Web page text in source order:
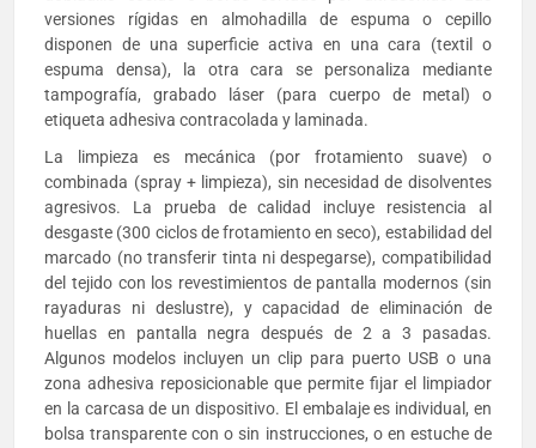
versiones rígidas en almohadilla de espuma o cepillo
disponen de una superficie activa en una cara (textil o
espuma densa), la otra cara se personaliza mediante
tampografía, grabado láser (para cuerpo de metal) o
etiqueta adhesiva contracolada y laminada.
La limpieza es mecánica (por frotamiento suave) o
combinada (spray + limpieza), sin necesidad de disolventes
agresivos. La prueba de calidad incluye resistencia al
desgaste (300 ciclos de frotamiento en seco), estabilidad del
marcado (no transferir tinta ni despegarse), compatibilidad
del tejido con los revestimientos de pantalla modernos (sin
rayaduras ni deslustre), y capacidad de eliminación de
huellas en pantalla negra después de 2 a 3 pasadas.
Algunos modelos incluyen un clip para puerto USB o una
zona adhesiva reposicionable que permite fijar el limpiador
en la carcasa de un dispositivo. El embalaje es individual, en
bolsa transparente con o sin instrucciones, o en estuche de